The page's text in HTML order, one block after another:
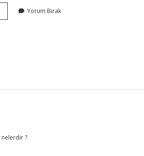
Yorum Bırak
?